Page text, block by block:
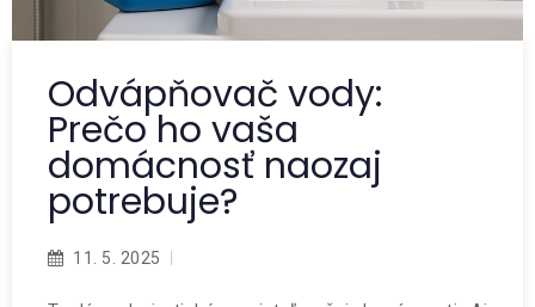
Odvápňovač vody:
Prečo ho vaša
domácnosť naozaj
potrebuje?
11. 5. 2025